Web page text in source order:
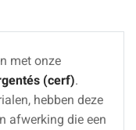
met onze
(cerf).
hebben deze
afwerking die een